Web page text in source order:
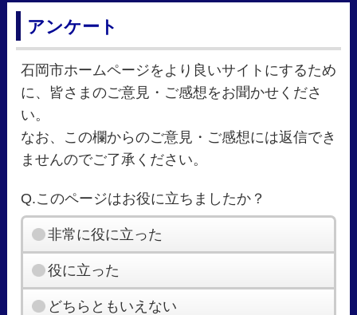
アンケート
石岡市ホームページをより良いサイトにするため
に、皆さまのご意見・ご感想をお聞かせくださ
い。
なお、この欄からのご意見・ご感想には返信でき
ませんのでご了承ください。
Q.このページはお役に立ちましたか？
非常に役に立った
役に立った
どちらともいえない